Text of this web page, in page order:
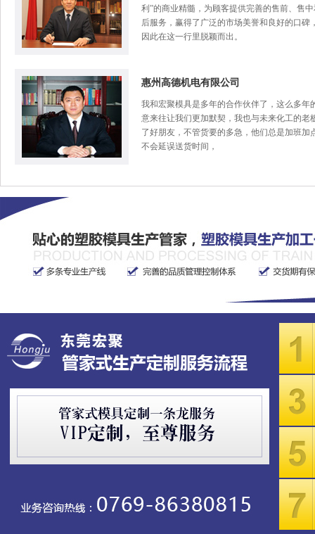
利”的商业精髓，为顾客提供完善的售前、售
后服务，赢得了广泛的市场美誉和良好的口碑
因此在这一行里脱颖而出。
惠州高德机电有限公司
我和宏聚模具是多年的合作伙伴了，这么多年
意来往让我们更加默契，我也与未来化工的老
了好朋友，不管货要的多急，他们总是加班加
不会延误送货时间，